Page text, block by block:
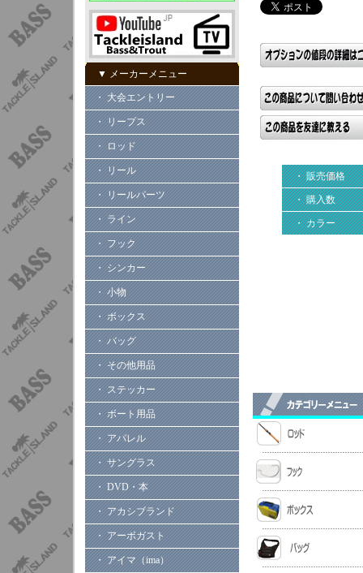
▼ メーカーメニュー
・ 大会エントリー
・ リープス
・ ロッド
・ リール
・ リールパーツ
・ ライン
・ フック
・ シンカー
・ 小物
・ ボックス
・ バッグ
・ その他用品
・ ステッカー
・ ボート用品
・ アパレル
・ サングラス
・ DVD・本
・ アカシブランド
・ アーボガスト
・ アイマ（ima）
・ 販売価格
・ 購入数
・ カラー